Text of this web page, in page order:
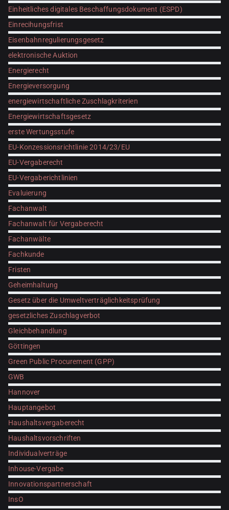
Einheitliches digitales Beschaffungsdokument (ESPD)
Einrecihungsfrist
Eisenbahnregulierungsgesetz
elektronische Auktion
Energierecht
Energieversorgung
energiewirtschaftliche Zuschlagkriterien
Energiewirtschaftsgesetz
erste Wertungsstufe
EU-Konzessionsrichtlinie 2014/23/EU
EU-Vergaberecht
EU-Vergaberichtlinien
Evaluierung
Fachanwalt
Fachanwalt für Vergaberecht
Fachanwälte
Fachkunde
Fristen
Geheimhaltung
Gesetz über die Umweltverträglichkeitsprüfung
gesetzliches Zuschlagverbot
Gleichbehandlung
Göttingen
Green Public Procurement (GPP)
GWB
Hannover
Hauptangebot
Haushaltsvergaberecht
Haushaltsvorschriften
Individualverträge
Inhouse-Vergabe
Innovationspartnerschaft
InsO